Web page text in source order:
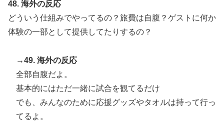
48. 海外の反応
どういう仕組みでやってるの？旅費は自腹？ゲストに何か
体験の一部として提供してたりするの？
→49. 海外の反応
全部自腹だよ。
基本的にはただ一緒に試合を観てるだけ
でも、みんなのために応援グッズやタオルは持って行っ
てるよ。